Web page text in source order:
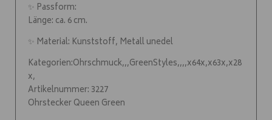
✨ Passform:
Länge: ca. 6 cm.
✨ Material: Kunststoff, Metall unedel
Kategorien:Ohrschmuck,,,GreenStyles,,,,x64x,x63x,x28
x,
Artikelnummer: 3227
Ohrstecker Queen Green